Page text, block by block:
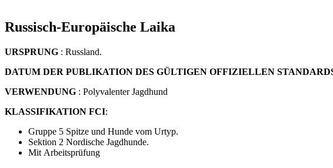
Russisch-Europäische Laika
URSPRUNG : Russland.
DATUM DER PUBLIKATION DES GÜLTIGEN OFFIZIELLEN
VERWENDUNG : Polyvalenter Jagdhund
KLASSIFIKATION FCI:
Gruppe 5 Spitze und Hunde vom Urtyp.
Sektion 2 Nordische Jagdhunde.
Mit Arbeitsprüfung